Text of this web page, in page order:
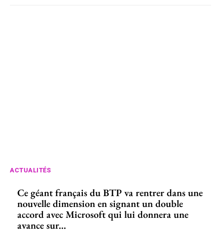
ACTUALITÉS
Ce géant français du BTP va rentrer dans une
nouvelle dimension en signant un double
accord avec Microsoft qui lui donnera une
avance sur...